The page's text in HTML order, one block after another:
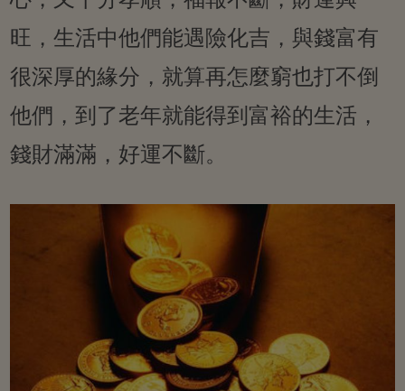
旺，生活中他們能遇險化吉，與錢富有
很深厚的緣分，就算再怎麼窮也打不倒
他們，到了老年就能得到富裕的生活，
錢財滿滿，好運不斷。